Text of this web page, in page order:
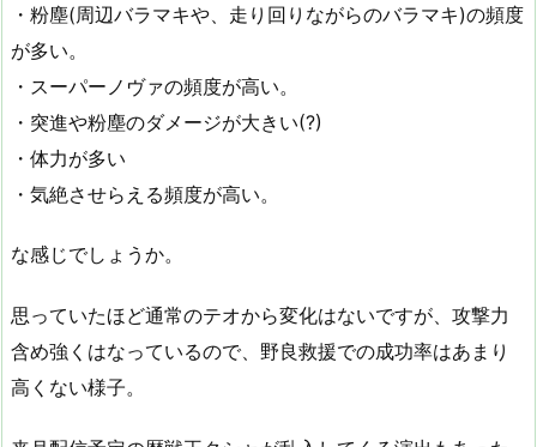
・粉塵(周辺バラマキや、走り回りながらのバラマキ)の頻度
が多い。
・スーパーノヴァの頻度が高い。
・突進や粉塵のダメージが大きい(?)
・体力が多い
・気絶させらえる頻度が高い。
な感じでしょうか。
思っていたほど通常のテオから変化はないですが、攻撃力
含め強くはなっているので、野良救援での成功率はあまり
高くない様子。